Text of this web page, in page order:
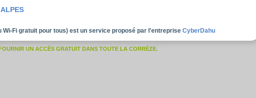
Wi-Fi gratuit pour tous) est un service proposé par l'entreprise CyberDahu
UN ACCÈS GRATUIT DANS TOUTE LA CORRÈZE.